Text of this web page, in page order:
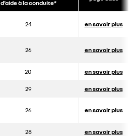
d’aide à la conduite*
24 en savoir plus
26 en savoir plus
20 en savoir plus
29 en savoir plus
26 en savoir plus
28 en savoir plus